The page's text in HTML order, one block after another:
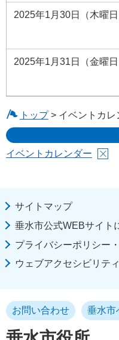
2025年1月30日（木曜日
2025年1月31日（金曜日
トップ> イベントカレ
イベントカレンダー
サイトマップ
垂水市公式WEBサイト
プライバシーポリシー
ウェブアクセシビリテ
お問い合わせ 垂水市